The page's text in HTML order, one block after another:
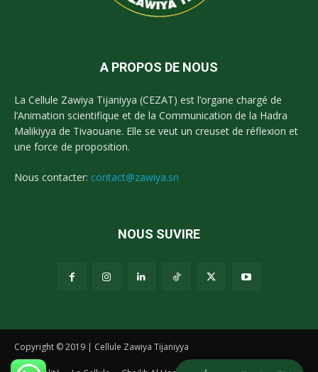
A PROPOS DE NOUS
La Cellule Zawiya Tijaniyya (CEZAT) est l’organe chargé de
l’Animation scientifique et de la Communication de la Hadra
Malikiyya de Tivaouane. Elle se veut un creuset de réflexion et
une force de proposition.
Nous contacter: contact@zawiya.sn
NOUS SUVIRE
Copyright © 2019 | Cellule Zawiya Tijaniyya